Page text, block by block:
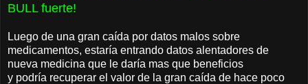
BULL fuerte!
Luego de una gran caída por datos malos sobre
medicamentos, estaría entrando datos alentadores de
nueva medicina que le daría mas que beneficios
y podría recuperar el valor de la gran caída de hace poco